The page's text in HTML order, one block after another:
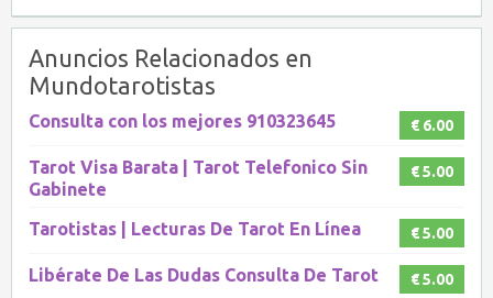
Anuncios Relacionados en
Mundotarotistas
€ 6.00
Consulta con los mejores 910323645
€ 5.00
Tarot Visa Barata | Tarot Telefonico Sin
Gabinete
€ 5.00
Tarotistas | Lecturas De Tarot En Línea
€ 5.00
Libérate De Las Dudas Consulta De Tarot